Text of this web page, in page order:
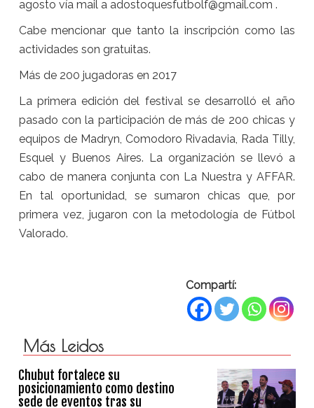
agosto vía mail a adostoquesfutbolf@gmail.com .
Cabe mencionar que tanto la inscripción como las
actividades son gratuitas.
Más de 200 jugadoras en 2017
La primera edición del festival se desarrolló el año
pasado con la participación de más de 200 chicas y
equipos de Madryn, Comodoro Rivadavia, Rada Tilly,
Esquel y Buenos Aires. La organización se llevó a
cabo de manera conjunta con La Nuestra y AFFAR.
En tal oportunidad, se sumaron chicas que, por
primera vez, jugaron con la metodología de Fútbol
Valorado.
Compartí:
Más Leidos
Chubut fortalece su
posicionamiento como destino
sede de eventos tras su